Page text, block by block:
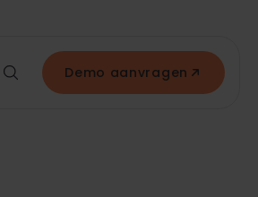
Demo aanvragen